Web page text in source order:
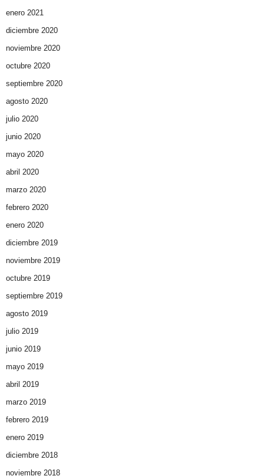
enero 2021
diciembre 2020
noviembre 2020
octubre 2020
septiembre 2020
agosto 2020
julio 2020
junio 2020
mayo 2020
abril 2020
marzo 2020
febrero 2020
enero 2020
diciembre 2019
noviembre 2019
octubre 2019
septiembre 2019
agosto 2019
julio 2019
junio 2019
mayo 2019
abril 2019
marzo 2019
febrero 2019
enero 2019
diciembre 2018
noviembre 2018